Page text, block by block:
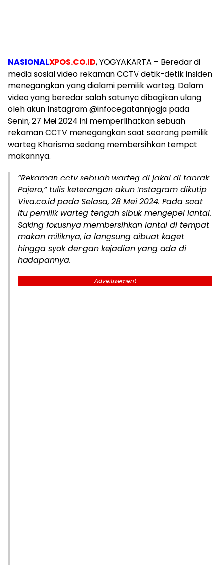
NASIONALXPOS.CO.ID, YOGYAKARTA – Beredar di
media sosial video rekaman CCTV detik-detik insiden
menegangkan yang dialami pemilik warteg. Dalam
video yang beredar salah satunya dibagikan ulang
oleh akun Instagram @infocegatannjogja pada
Senin, 27 Mei 2024 ini memperlihatkan sebuah
rekaman CCTV menegangkan saat seorang pemilik
warteg Kharisma sedang membersihkan tempat
makannya.
“Rekaman cctv sebuah warteg di jakal di tabrak
Pajero,” tulis keterangan akun Instagram dikutip
Viva.co.id pada Selasa, 28 Mei 2024. Pada saat
itu pemilik warteg tengah sibuk mengepel lantai.
Saking fokusnya membersihkan lantai di tempat
makan miliknya, ia langsung dibuat kaget
hingga syok dengan kejadian yang ada di
hadapannya.
Advertisement